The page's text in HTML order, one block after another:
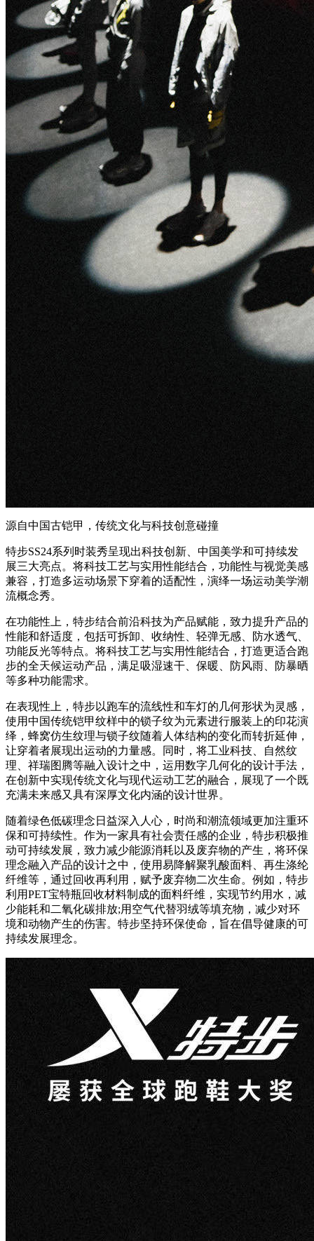
源自中国古铠甲，传统文化与科技创意碰撞
特步SS24系列时装秀呈现出科技创新、中国美学和可持续发
展三大亮点。将科技工艺与实用性能结合，功能性与视觉美感
兼容，打造多运动场景下穿着的适配性，演绎一场运动美学潮
流概念秀。
在功能性上，特步结合前沿科技为产品赋能，致力提升产品的
性能和舒适度，包括可拆卸、收纳性、轻弹无感、防水透气、
功能反光等特点。将科技工艺与实用性能结合，打造更适合跑
步的全天候运动产品，满足吸湿速干、保暖、防风雨、防暴晒
等多种功能需求。
在表现性上，特步以跑车的流线性和车灯的几何形状为灵感，
使用中国传统铠甲纹样中的锁子纹为元素进行服装上的印花演
绎，蜂窝仿生纹理与锁子纹随着人体结构的变化而转折延伸，
让穿着者展现出运动的力量感。同时，将工业科技、自然纹
理、祥瑞图腾等融入设计之中，运用数字几何化的设计手法，
在创新中实现传统文化与现代运动工艺的融合，展现了一个既
充满未来感又具有深厚文化内涵的设计世界。
随着绿色低碳理念日益深入人心，时尚和潮流领域更加注重环
保和可持续性。作为一家具有社会责任感的企业，特步积极推
动可持续发展，致力减少能源消耗以及废弃物的产生，将环保
理念融入产品的设计之中，使用易降解聚乳酸面料、再生涤纶
纤维等，通过回收再利用，赋予废弃物二次生命。例如，特步
利用PET宝特瓶回收材料制成的面料纤维，实现节约用水，减
少能耗和二氧化碳排放;用空气代替羽绒等填充物，减少对环
境和动物产生的伤害。特步坚持环保使命，旨在倡导健康的可
持续发展理念。